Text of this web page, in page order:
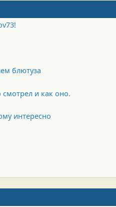
блютуза
смотрел и как оно.
интересно